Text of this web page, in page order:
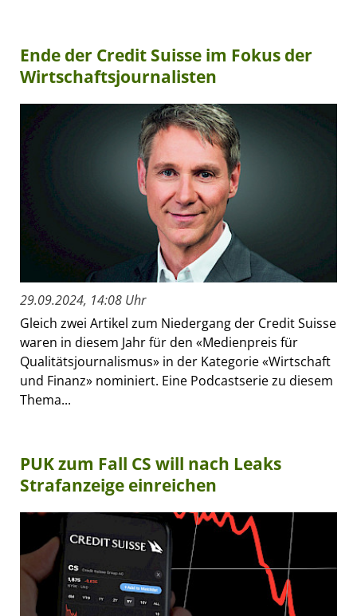
Ende der Credit Suisse im Fokus der
Wirtschaftsjournalisten
29.09.2024, 14:08 Uhr
Gleich zwei Artikel zum Niedergang der Credit Suisse
waren in diesem Jahr für den «Medienpreis für
Qualitätsjournalismus» in der Kategorie «Wirtschaft
und Finanz» nominiert. Eine Podcastserie zu diesem
Thema...
PUK zum Fall CS will nach Leaks
Strafanzeige einreichen